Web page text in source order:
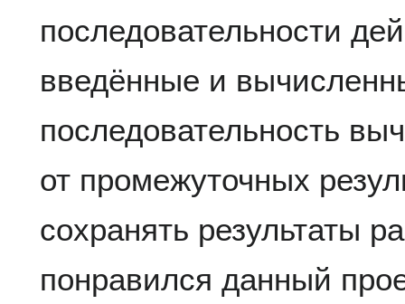
последовательности
введённые и
последовательность
от промежуточных
сохранять результаты
понравился данный